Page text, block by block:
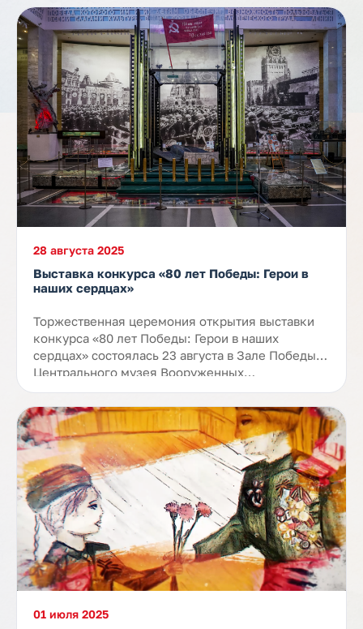
28 августа 2025
Выставка конкурса «80 лет Победы: Герои в
наших сердцах»
Торжественная церемония открытия выставки
конкурса «80 лет Победы: Герои в наших
сердцах» состоялась 23 августа в Зале Победы
Центрального музея Вооруженных…
01 июля 2025